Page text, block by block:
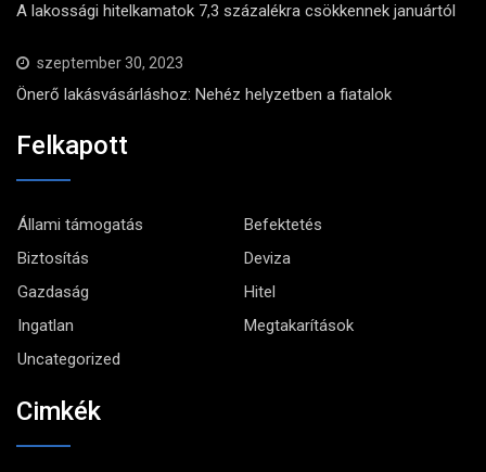
A lakossági hitelkamatok 7,3 százalékra csökkennek januártól
szeptember 30, 2023
Önerő lakásvásárláshoz: Nehéz helyzetben a fiatalok
Felkapott
Állami támogatás
Befektetés
Biztosítás
Deviza
Gazdaság
Hitel
Ingatlan
Megtakarítások
Uncategorized
Cimkék